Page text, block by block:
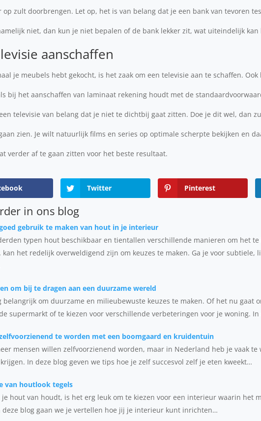
op zult doorbrengen. Let op, het is van belang dat je een bank van tevoren
niet, dan kun je niet bepalen of de bank lekker zit, wat uiteindelijk
aanschaffen
je meubels hebt gekocht, is het zaak om een televisie aan te schaffen.
bij het aanschaffen van laminaat rekening houdt met de
televisie van belang dat je niet te dichtbij gaat zitten. Doe je dit wel, dan
zien. Je wilt natuurlijk films en series op optimale scherpte bekijken en
verder af te gaan zitten voor het beste resultaat.
Twitter Pinterest
in ons blog
gebruik te maken van hout in je interieur
typen hout beschikbaar en tientallen verschillende manieren om het
het redelijk overweldigend zijn om keuzes te maken. Ga je voor subtiele,
om bij te dragen aan een duurzame wereld
belangrijk om duurzame en milieubewuste keuzes te maken. Of het nu gaat
supermarkt of te kiezen voor verschillende verbeteringen voor je woning.
te worden met een boomgaard en kruidentuin
mensen willen zelfvoorzienend worden, maar in Nederland heb je vaak
In deze blog geven we tips hoe je zelf succesvol zelf je eten kweekt…
van houtlook tegels
je hout van houdt, is het erg leuk om te kiezen voor een interieur waarin het
deze blog gaan we je vertellen hoe jij je interieur kunt inrichten…